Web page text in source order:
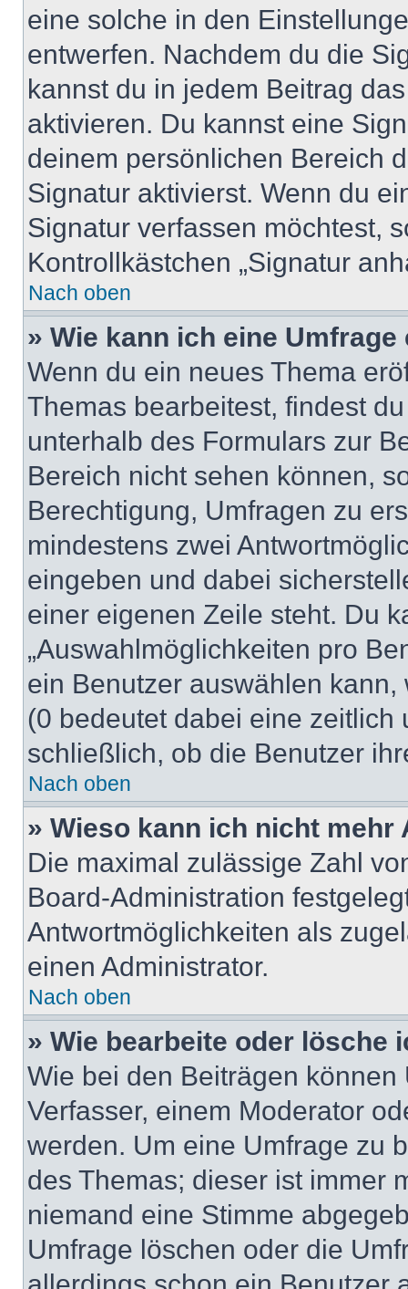
eine solche in den
entwerfen. Nachdem du die
kannst du in jedem Beitrag
aktivieren. Du kannst eine
deinem persönlichen Bereich
Signatur aktivierst. Wenn du
Signatur verfassen möchtest,
Kontrollkästchen „Signatur
Nach oben
» Wie kann ich eine
Wenn du ein neues Thema
Themas bearbeitest, findest
unterhalb des Formulars zur
Bereich nicht sehen können,
Berechtigung, Umfragen zu
mindestens zwei
eingeben und dabei
einer eigenen Zeile steht. Du
„Auswahlmöglichkeiten pro
ein Benutzer auswählen
(0 bedeutet dabei eine
schließlich, ob die Benutzer
Nach oben
» Wieso kann ich nicht
Die maximal zulässige Zahl
Board-Administration
Antwortmöglichkeiten als
einen Administrator.
Nach oben
» Wie bearbeite oder lösche
Wie bei den Beiträgen
Verfasser, einem Moderator
werden. Um eine Umfrage zu
des Themas; dieser ist immer
niemand eine Stimme
Umfrage löschen oder die